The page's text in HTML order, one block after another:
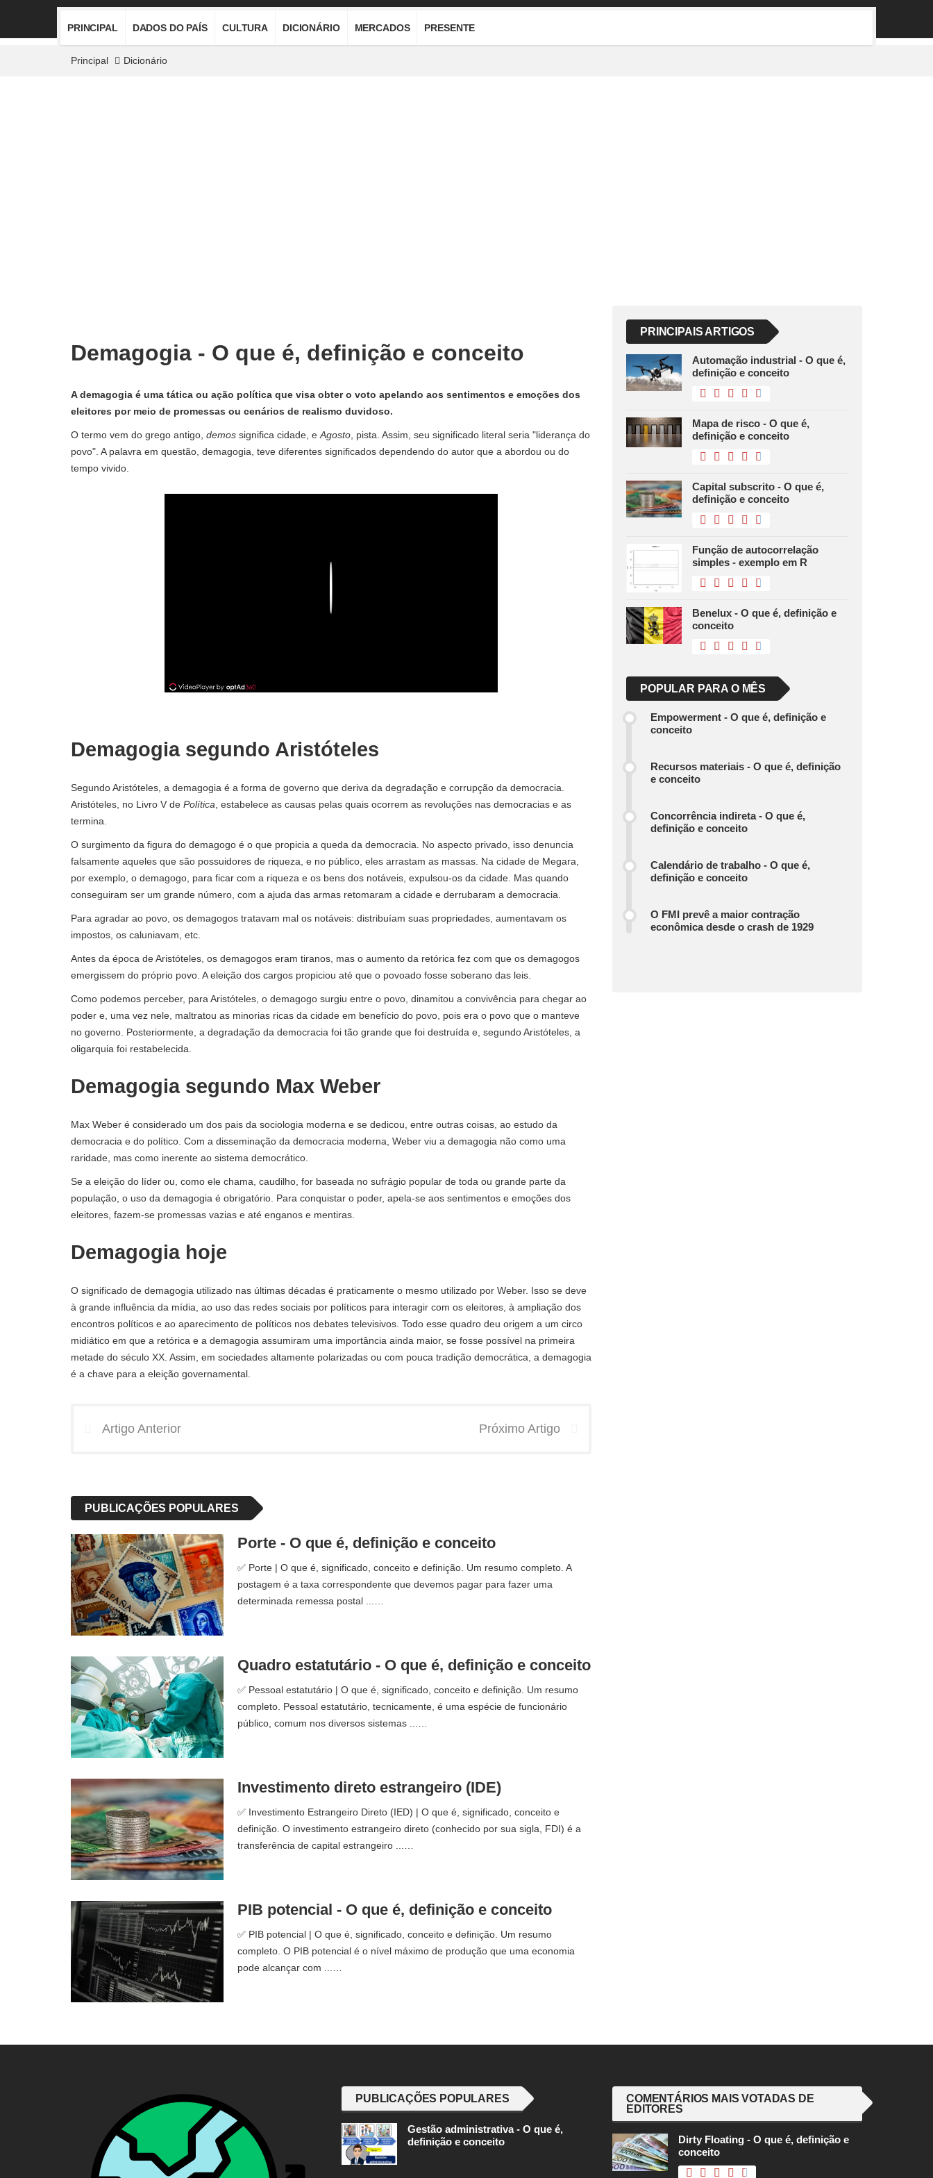
PRINCIPAL DADOS DO PAÍS CULTURA DICIONÁRIO MERCADOS PRESENTE
Principal Dicionário
Demagogia - O que é, definição e conceito
A demagogia é uma tática ou ação política que visa obter o voto apelando aos sentimentos e emoções dos
eleitores por meio de promessas ou cenários de realismo duvidoso.
O termo vem do grego antigo, demos significa cidade, e Agosto , pista. Assim, seu significado literal seria "liderança do
povo". A palavra em questão, demagogia, teve diferentes significados dependendo do autor que a abordou ou do
tempo vivido.
Demagogia segundo Aristóteles
Segundo Aristóteles, a demagogia é a forma de governo que deriva da degradação e corrupção da democracia.
Aristóteles, no Livro V de Política , estabelece as causas pelas quais ocorrem as revoluções nas democracias e as
termina.
O surgimento da figura do demagogo é o que propicia a queda da democracia. No aspecto privado, isso denuncia
falsamente aqueles que são possuidores de riqueza, e no público, eles arrastam as massas. Na cidade de Megara,
por exemplo, o demagogo, para ficar com a riqueza e os bens dos notáveis, expulsou-os da cidade. Mas quando
conseguiram ser um grande número, com a ajuda das armas retomaram a cidade e derrubaram a democracia.
Para agradar ao povo, os demagogos tratavam mal os notáveis: distribuíam suas propriedades, aumentavam os
impostos, os caluniavam, etc.
Antes da época de Aristóteles, os demagogos eram tiranos, mas o aumento da retórica fez com que os demagogos
emergissem do próprio povo. A eleição dos cargos propiciou até que o povoado fosse soberano das leis.
Como podemos perceber, para Aristóteles, o demagogo surgiu entre o povo, dinamitou a convivência para chegar ao
poder e, uma vez nele, maltratou as minorias ricas da cidade em benefício do povo, pois era o povo que o manteve
no governo. Posteriormente, a degradação da democracia foi tão grande que foi destruída e, segundo Aristóteles, a
oligarquia foi restabelecida.
Demagogia segundo Max Weber
Max Weber é considerado um dos pais da sociologia moderna e se dedicou, entre outras coisas, ao estudo da
democracia e do político. Com a disseminação da democracia moderna, Weber viu a demagogia não como uma
raridade, mas como inerente ao sistema democrático.
Se a eleição do líder ou, como ele chama, caudilho, for baseada no sufrágio popular de toda ou grande parte da
população, o uso da demagogia é obrigatório. Para conquistar o poder, apela-se aos sentimentos e emoções dos
eleitores, fazem-se promessas vazias e até enganos e mentiras.
Demagogia hoje
O significado de demagogia utilizado nas últimas décadas é praticamente o mesmo utilizado por Weber. Isso se deve
à grande influência da mídia, ao uso das redes sociais por políticos para interagir com os eleitores, à ampliação dos
encontros políticos e ao aparecimento de políticos nos debates televisivos. Todo esse quadro deu origem a um circo
midiático em que a retórica e a demagogia assumiram uma importância ainda maior, se fosse possível na primeira
metade do século XX. Assim, em sociedades altamente polarizadas ou com pouca tradição democrática, a demagogia
é a chave para a eleição governamental.
Artigo Anterior Próximo Artigo
PUBLICAÇÕES POPULARES
Porte - O que é, definição e conceito
✅ Porte | O que é, significado, conceito e definição. Um resumo completo. A
postagem é a taxa correspondente que devemos pagar para fazer uma
determinada remessa postal ...…
Quadro estatutário - O que é, definição e conceito
✅ Pessoal estatutário | O que é, significado, conceito e definição. Um resumo
completo. Pessoal estatutário, tecnicamente, é uma espécie de funcionário
público, comum nos diversos sistemas ...…
Investimento direto estrangeiro (IDE)
✅ Investimento Estrangeiro Direto (IED) | O que é, significado, conceito e
definição. O investimento estrangeiro direto (conhecido por sua sigla, FDI) é a
transferência de capital estrangeiro ...…
PIB potencial - O que é, definição e conceito
✅ PIB potencial | O que é, significado, conceito e definição. Um resumo
completo. O PIB potencial é o nível máximo de produção que uma economia
pode alcançar com ...…
PRINCIPAIS ARTIGOS
Automação industrial - O que é,
definição e conceito
Mapa de risco - O que é,
definição e conceito
Capital subscrito - O que é,
definição e conceito
Função de autocorrelação
simples - exemplo em R
Benelux - O que é, definição e
conceito
POPULAR PARA O MÊS
Empowerment - O que é, definição e
conceito
Recursos materiais - O que é, definição
e conceito
Concorrência indireta - O que é,
definição e conceito
Calendário de trabalho - O que é,
definição e conceito
O FMI prevê a maior contração
econômica desde o crash de 1929
PUBLICAÇÕES POPULARES
Gestão administrativa - O que é,
definição e conceito
COMENTÁRIOS MAIS VOTADAS DE
EDITORES
Dirty Floating - O que é, definição e
conceito